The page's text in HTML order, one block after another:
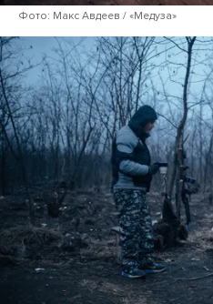
Фото: Макс Авдеев / «Медуза»